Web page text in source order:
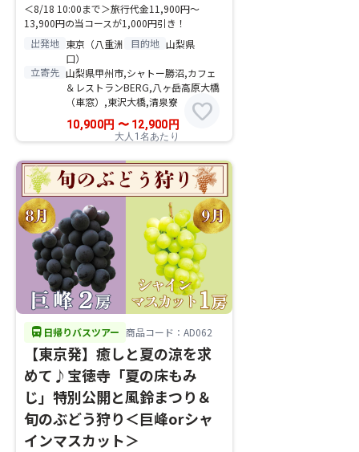
＜8/18 10:00まで＞旅行代金11,900円～
13,900円の当コースが1,000円引き！
出発地 東京（八重洲
口）
目的地 山梨県
立寄先 山梨県甲州市,シャトー勝沼,カフェ
＆レストランBERG,八ヶ岳高原大橋
（車窓）,東沢大橋,清泉寮
10,900円 〜12,900円
大人1名あたり
favorite
directions_bus 日帰りバスツアー 商品コード：AD062
【東京発】癒しと夏の涼を求
めて♪宝徳寺「夏の床もみ
じ」特別公開と風鈴まつり＆
旬のぶどう狩り＜巨峰orシャ
インマスカット＞